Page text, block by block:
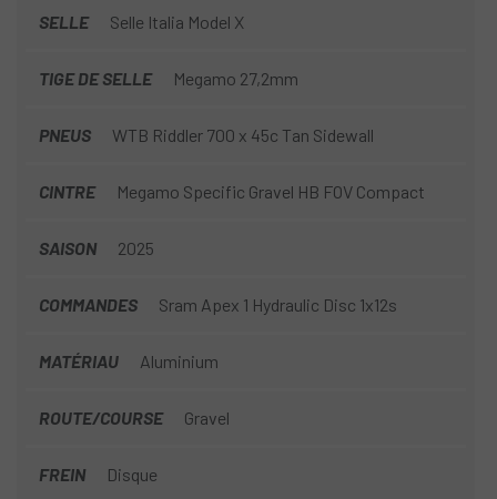
SELLE Selle Italia Model X
TIGE DE SELLE Megamo 27,2mm
PNEUS WTB Riddler 700 x 45c Tan Sidewall
CINTRE Megamo Specific Gravel HB FOV Compact
SAISON 2025
COMMANDES Sram Apex 1 Hydraulic Disc 1x12s
MATÉRIAU Aluminium
ROUTE/COURSE Gravel
FREIN Disque